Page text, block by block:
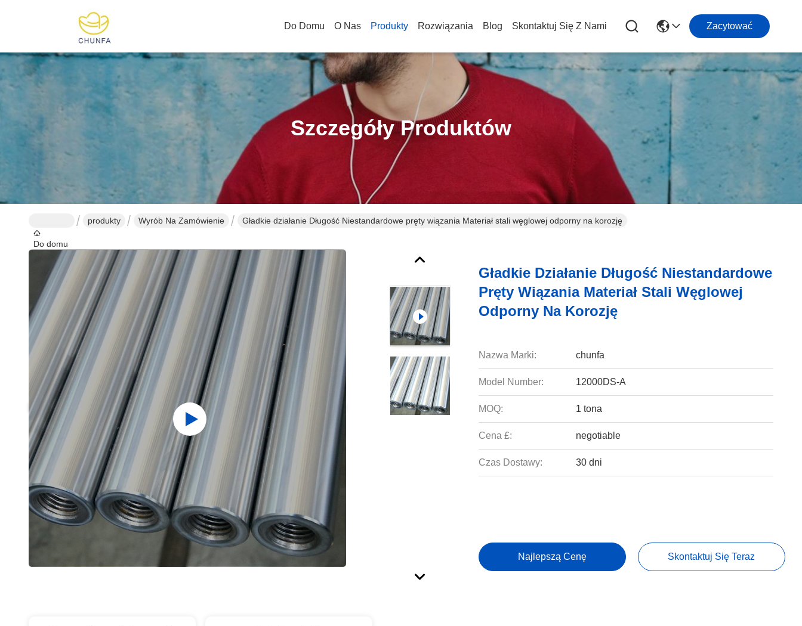
Do Domu O Nas Produkty Rozwiązania Blog Skontaktuj Się Z Nami Zacytować
Szczegóły Produktów
Do domu
produkty Wyrób Na Zamówienie Gładkie działanie Długość Niestandardowe pręty wiązania Materiał stali węglowej odporny na korozję
Gładkie Działanie Długość Niestandardowe
Pręty Wiązania Materiał Stali Węglowej
Odporny Na Korozję
Nazwa Marki: chunfa
Model Number: 12000DS-A
MOQ: 1 tona
Cena £: negotiable
Czas Dostawy: 30 dni
Najlepszą Cenę Skontaktuj Się Teraz